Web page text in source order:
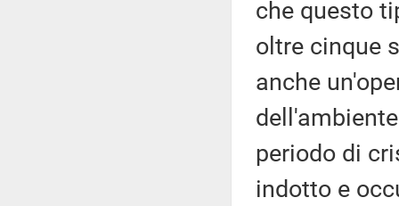
che questo
oltre cinque
anche
periodo di
indotto e